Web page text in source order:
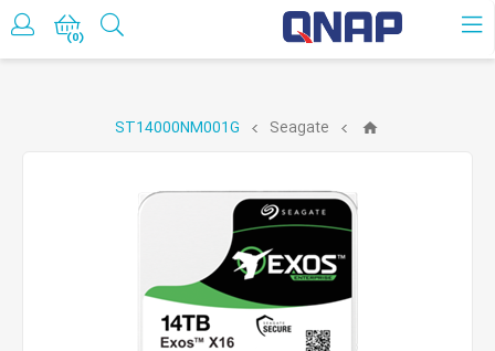
حساب کاربری
(0)
Seagate
ST14000NM001G